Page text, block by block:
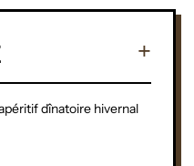
dînatoire hivernal